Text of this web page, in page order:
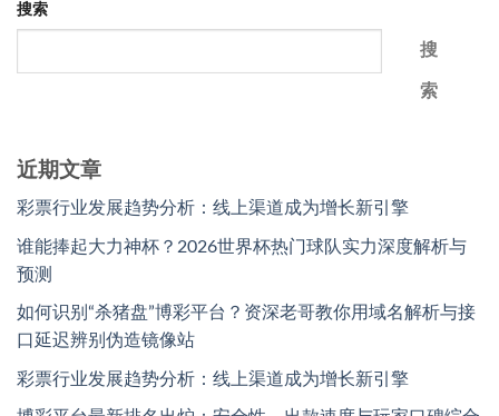
搜索
搜
索
近期文章
彩票行业发展趋势分析：线上渠道成为增长新引擎
谁能捧起大力神杯？2026世界杯热门球队实力深度解析与
预测
如何识别“杀猪盘”博彩平台？资深老哥教你用域名解析与接
口延迟辨别伪造镜像站
彩票行业发展趋势分析：线上渠道成为增长新引擎